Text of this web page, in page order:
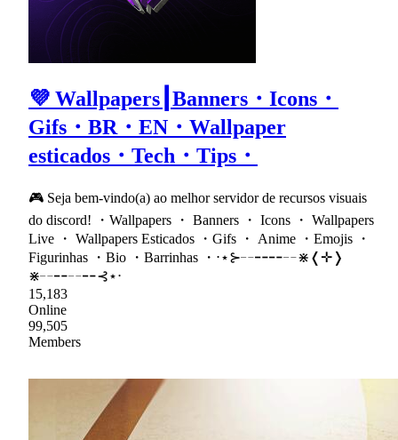
💜 Wallpapers┃Banners・Icons・
Gifs・BR・EN・Wallpaper
esticados・Tech・Tips・
🎮 Seja bem-vindo(a) ao melhor servidor de recursos visuais
do discord! ・Wallpapers ・ Banners ・ Icons ・ Wallpapers
Live ・ Wallpapers Esticados ・Gifs ・ Anime ・Emojis ・
Figurinhas ・Bio ・Barrinhas ・⋅⋆⊱╌╍╍╌⋇❬✛❭
⋇╌╍╌╍⊰⋆⋅
15,183
Online
99,505
Members